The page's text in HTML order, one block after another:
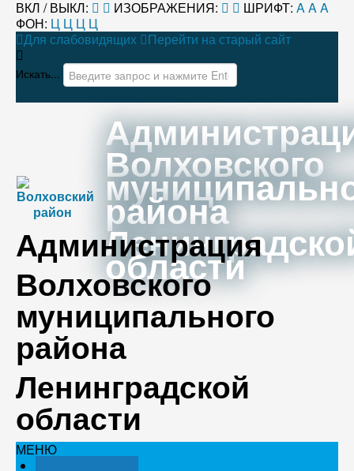
ВКЛ / ВЫКЛ: ИЗОБРАЖЕНИЯ: ШРИФТ: AAA
ФОН: Ц Ц Ц Ц
Для слабовидящих
Перейти на старый сайт
Искать...
Волховского
района
области
Администрация
Волховского
муниципального
района
Ленинградской
области
МЕНЮ